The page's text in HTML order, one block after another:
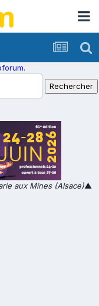
aux Mines (Alsace)▲